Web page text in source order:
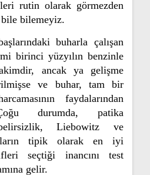
rutin olarak görmezden
bilemeyiz.
buharla çalışan
birinci yüzyılın benzinle
ancak ya gelişme
ve buhar, tam bir
faydalarından
durumda, patika
Liebowitz ve
tipik olarak en iyi
seçtiği inancını test
gelir.